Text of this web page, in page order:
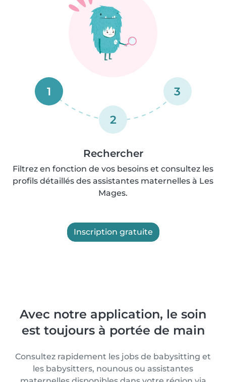
1
2
3
Rechercher
Filtrez en fonction de vos besoins et consultez les
profils détaillés des assistantes maternelles à Les
Mages.
Inscription gratuite
Avec notre application, le soin
est toujours à portée de main
Consultez rapidement les jobs de babysitting et
les babysitters, nounous ou assistantes